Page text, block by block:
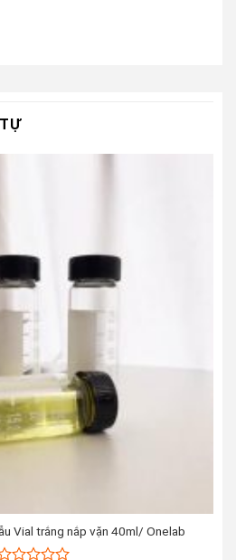
Vial trắng nắp vặn 40ml/ Onelab